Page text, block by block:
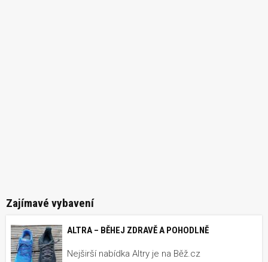
Zajímavé vybavení
ALTRA – BĚHEJ ZDRAVĚ A POHODLNĚ
Nejširší nabídka Altry je na Běž.cz